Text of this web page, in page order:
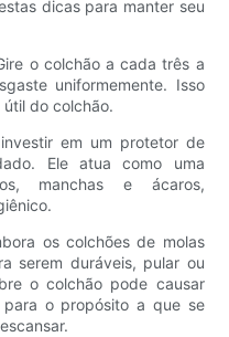
dicas para manter seu
o colchão a cada três a
uniformemente. Isso
do colchão.
em um protetor de
Ele atua como uma
manchas e ácaros,
os colchões de molas
serem duráveis, pular ou
o colchão pode causar
o propósito a que se